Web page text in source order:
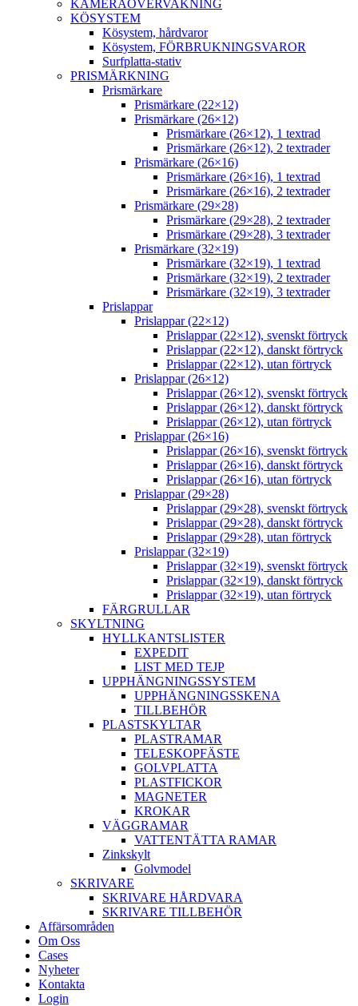
KAMERAÖVERVAKNING
KÖSYSTEM
Kösystem, hårdvaror
Kösystem, FÖRBRUKNINGSVAROR
Surfplatta-stativ
PRISMÄRKNING
Prismärkare
Prismärkare (22×12)
Prismärkare (26×12)
Prismärkare (26×12), 1 textrad
Prismärkare (26×12), 2 textrader
Prismärkare (26×16)
Prismärkare (26×16), 1 textrad
Prismärkare (26×16), 2 textrader
Prismärkare (29×28)
Prismärkare (29×28), 2 textrader
Prismärkare (29×28), 3 textrader
Prismärkare (32×19)
Prismärkare (32×19), 1 textrad
Prismärkare (32×19), 2 textrader
Prismärkare (32×19), 3 textrader
Prislappar
Prislappar (22×12)
Prislappar (22×12), svenskt förtryck
Prislappar (22×12), danskt förtryck
Prislappar (22×12), utan förtryck
Prislappar (26×12)
Prislappar (26×12), svenskt förtryck
Prislappar (26×12), danskt förtryck
Prislappar (26×12), utan förtryck
Prislappar (26×16)
Prislappar (26×16), svenskt förtryck
Prislappar (26×16), danskt förtryck
Prislappar (26×16), utan förtryck
Prislappar (29×28)
Prislappar (29×28), svenskt förtryck
Prislappar (29×28), danskt förtryck
Prislappar (29×28), utan förtryck
Prislappar (32×19)
Prislappar (32×19), svenskt förtryck
Prislappar (32×19), danskt förtryck
Prislappar (32×19), utan förtryck
FÄRGRULLAR
SKYLTNING
HYLLKANTSLISTER
EXPEDIT
LIST MED TEJP
UPPHÄNGNINGSSYSTEM
UPPHÄNGNINGSSKENA
TILLBEHÖR
PLASTSKYLTAR
PLASTRAMAR
TELESKOPFÄSTE
GOLVPLATTA
PLASTFICKOR
MAGNETER
KROKAR
VÄGGRAMAR
VATTENTÄTTA RAMAR
Zinkskylt
Golvmodel
SKRIVARE
SKRIVARE HÅRDVARA
SKRIVARE TILLBEHÖR
Affärsområden
Om Oss
Cases
Nyheter
Kontakta
Login